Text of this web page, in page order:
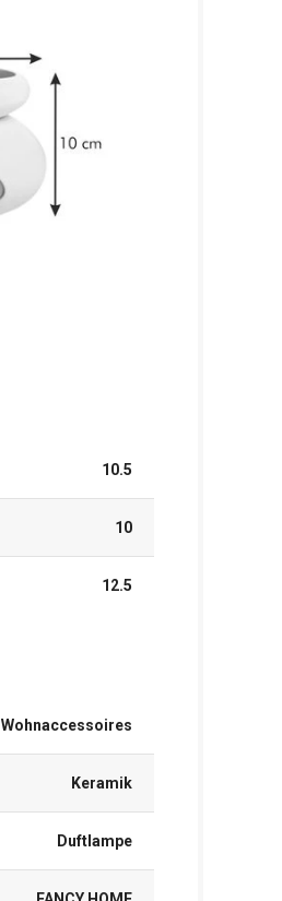
10.5
10
12.5
Wohnaccessoires
Keramik
Duftlampe